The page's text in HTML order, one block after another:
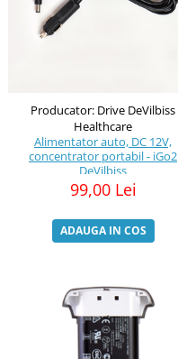
Producator: Drive DeVilbiss
Healthcare
Alimentator auto, DC 12V,
concentrator portabil - iGo2
DeVilbiss
99,00 Lei
ADAUGA IN COS